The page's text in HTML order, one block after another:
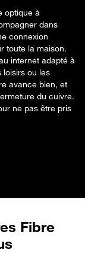
optique à
dans
connexion
toute la maison.
internet adapté à
loisirs ou les
avance bien, et
du cuivre.
ne pas être pris
Fibre